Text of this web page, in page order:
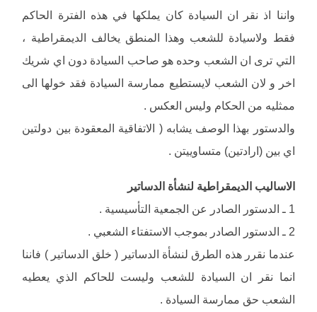
واننا اذ نقر ان السيادة كان يملكها في هذه الفترة الحاكم
فقط ولاسيادة للشعب وهذا المنطق يخالف الديمقراطية ،
التي ترى ان الشعب وحده هو صاحب السيادة دون اي شريك
اخر و لان الشعب لايستطيع ممارسة السيادة فقد خولها الى
ممثليه من الحكام وليس العكس .
والدستور بهذا الوصف يشابه ( الاتفاقية المعقودة بين دولتين
اي بين (ارادتين) متساوييتن .
الاساليب الديمقراطية لنشأة الدساتير
1 ـ الدستور الصادر عن الجمعية التأسيسية .
2 ـ الدستور الصادر بموجب الاستفتاء الشعبي .
عندما نقرر هذه الطرق لنشأة الدساتير ( خلق الدساتير ) فاننا
انما نقر ان السيادة للشعب وليست للحاكم الذي يعطيه
الشعب حق ممارسة السيادة .